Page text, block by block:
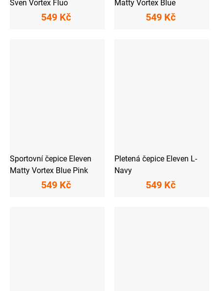
Sven Vortex Fluo
549 Kč
Matty Vortex Blue
549 Kč
Sportovní čepice Eleven
Matty Vortex Blue Pink
549 Kč
Pletená čepice Eleven L-
Navy
549 Kč